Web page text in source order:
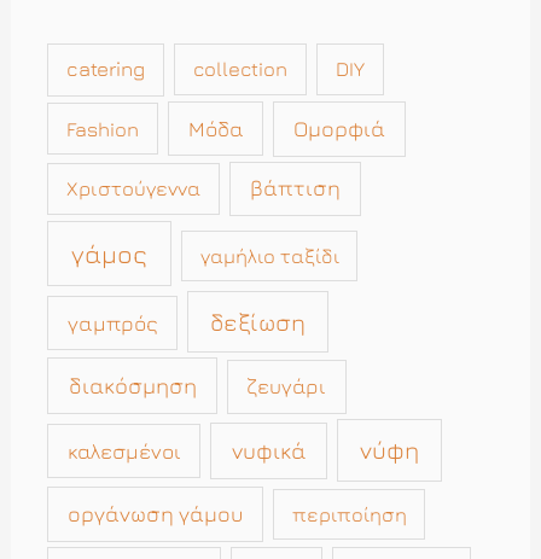
catering collection DIY
Fashion Μόδα Ομορφιά
Χριστούγεννα βάπτιση
γάμος γαμήλιο ταξίδι
γαμπρός δεξίωση
διακόσμηση ζευγάρι
καλεσμένοι νυφικά νύφη
οργάνωση γάμου περιποίηση